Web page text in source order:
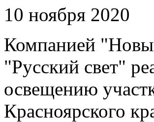
10 ноября 2020
Компанией
"Русский свет"
освещению
Красноярского